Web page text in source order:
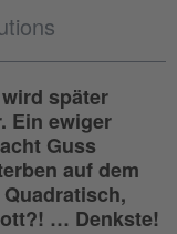
später
Ein ewiger
Guss
auf dem
… Denkste!